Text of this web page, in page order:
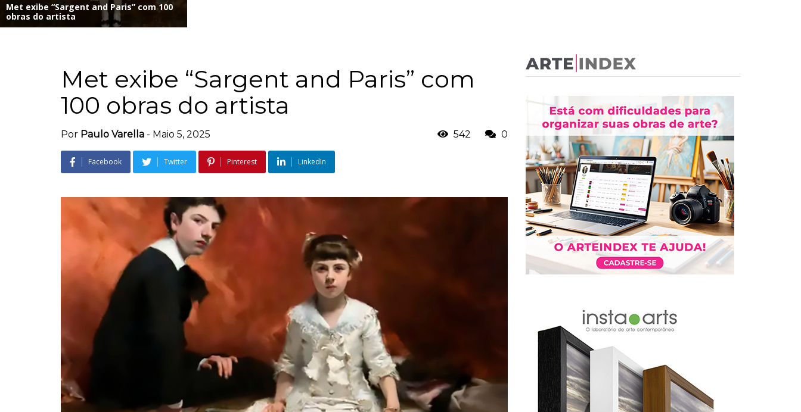
Met exibe “Sargent and Paris” com 100
obras do artista
Met exibe “Sargent and Paris” com
100 obras do artista
Por Paulo Varella - Maio 5, 2025 542 0
Facebook Twitter Pinterest LinkedIn